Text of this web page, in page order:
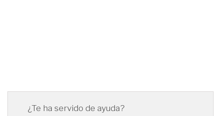
¿Te ha servido de ayuda?